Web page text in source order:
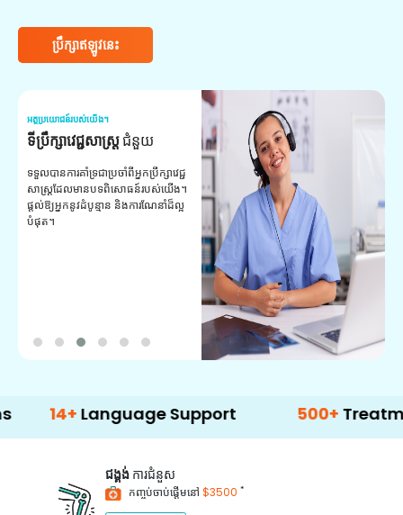
ប្រឹក្សាឥឡូវនេះ
អត្ថប្រយោជន៍របស់យើង។
ទីប្រឹក្សាវេជ្ជសាស្ត្រជំនួយ
ទទួលបានការគាំទ្រជាប្រចាំពីអ្នកប្រឹក្សាវេជ្ជ
សាស្ត្រដែលមានបទពិសោធន៍របស់យើង។
ផ្តល់ឱ្យអ្នកនូវដំបូន្មាន និងការណែនាំដ៏ល្អ
បំផុត។
Language Support 500+ Treatment
ជង្គង់ ការជំនួស
កញ្ចប់ចាប់ផ្តើមនៅ $3500 *